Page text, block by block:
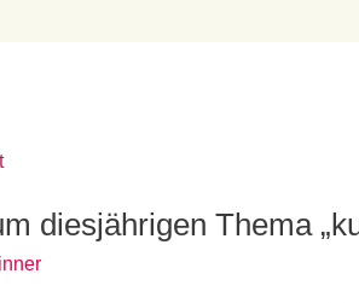
diesjährigen Thema